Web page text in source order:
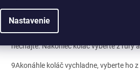
Nastavenie
7Na dno rúry dajte malú zapekaciu
panvice). Formu s cestom dajte na
Tvarohový sernik nechajte po
nechajte. Nakoniec koláč vyberte z rúry
9Akonáhle koláč vychladne, vyberte ho